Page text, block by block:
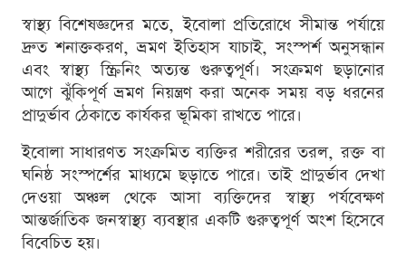
স্বাস্থ্য বিশেষজ্ঞদের মতে, ইবোলা প্রতিরোধে সীমান্ত পর্যায়ে
দ্রুত শনাক্তকরণ, ভ্রমণ ইতিহাস যাচাই, সংস্পর্শ অনুসন্ধান
এবং স্বাস্থ্য স্ক্রিনিং অত্যন্ত গুরুত্বপূর্ণ। সংক্রমণ ছড়ানোর
আগে ঝুঁকিপূর্ণ ভ্রমণ নিয়ন্ত্রণ করা অনেক সময় বড় ধরনের
প্রাদুর্ভাব ঠেকাতে কার্যকর ভূমিকা রাখতে পারে।
ইবোলা সাধারণত সংক্রমিত ব্যক্তির শরীরের তরল, রক্ত বা
ঘনিষ্ঠ সংস্পর্শের মাধ্যমে ছড়াতে পারে। তাই প্রাদুর্ভাব দেখা
দেওয়া অঞ্চল থেকে আসা ব্যক্তিদের স্বাস্থ্য পর্যবেক্ষণ
আন্তর্জাতিক জনস্বাস্থ্য ব্যবস্থার একটি গুরুত্বপূর্ণ অংশ হিসেবে
বিবেচিত হয়।